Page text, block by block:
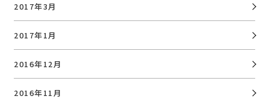
2017年3月
2017年1月
2016年12月
2016年11月